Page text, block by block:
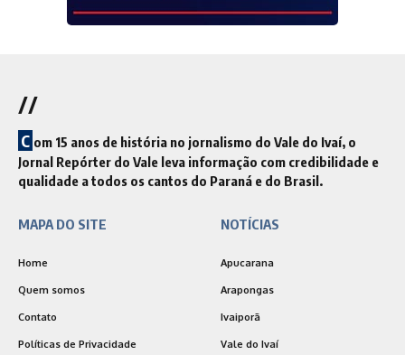
//
C om 15 anos de história no jornalismo do Vale do Ivaí, o
Jornal Repórter do Vale leva informação com credibilidade e
qualidade a todos os cantos do Paraná e do Brasil.
MAPA DO SITE
Home
Quem somos
Contato
Políticas de Privacidade
NOTÍCIAS
Apucarana
Arapongas
Ivaiporã
Vale do Ivaí